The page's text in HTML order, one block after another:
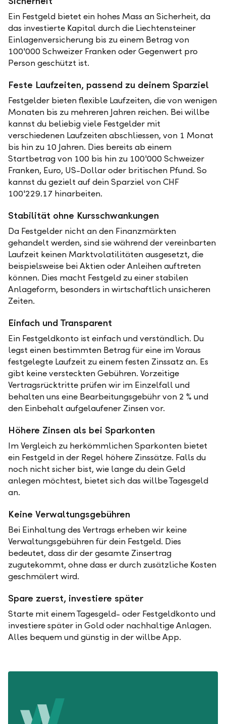
Ein Festgeld bietet ein hohes Mass an Sicherheit, da
das investierte Kapital durch die Liechtensteiner
Einlagenversicherung bis zu einem Betrag von
100'000 Schweizer Franken oder Gegenwert pro
Person geschützt ist.
Feste Laufzeiten, passend zu deinem Sparziel
Festgelder bieten flexible Laufzeiten, die von wenigen
Monaten bis zu mehreren Jahren reichen. Bei willbe
kannst du beliebig viele Festgelder mit
verschiedenen Laufzeiten abschliessen, von 1 Monat
bis hin zu 10 Jahren. Dies bereits ab einem
Startbetrag von 100 bis hin zu 100'000 Schweizer
Franken, Euro, US-Dollar oder britischen Pfund. So
kannst du gezielt auf dein Sparziel von CHF
100'229.17 hinarbeiten.
Stabilität ohne Kursschwankungen
Da Festgelder nicht an den Finanzmärkten
gehandelt werden, sind sie während der vereinbarten
Laufzeit keinen Marktvolatilitäten ausgesetzt, die
beispielsweise bei Aktien oder Anleihen auftreten
können. Dies macht Festgeld zu einer stabilen
Anlageform, besonders in wirtschaftlich unsicheren
Zeiten.
Einfach und Transparent
Ein Festgeldkonto ist einfach und verständlich. Du
legst einen bestimmten Betrag für eine im Voraus
festgelegte Laufzeit zu einem festen Zinssatz an. Es
gibt keine versteckten Gebühren. Vorzeitige
Vertragsrücktritte prüfen wir im Einzelfall und
behalten uns eine Bearbeitungsgebühr von 2 % und
den Einbehalt aufgelaufener Zinsen vor.
Höhere Zinsen als bei Sparkonten
Im Vergleich zu herkömmlichen Sparkonten bietet
ein Festgeld in der Regel höhere Zinssätze. Falls du
noch nicht sicher bist, wie lange du dein Geld
anlegen möchtest, bietet sich das willbe Tagesgeld
an.
Keine Verwaltungsgebühren
Bei Einhaltung des Vertrags erheben wir keine
Verwaltungsgebühren für dein Festgeld. Dies
bedeutet, dass dir der gesamte Zinsertrag
zugutekommt, ohne dass er durch zusätzliche Kosten
geschmälert wird.
Spare zuerst, investiere später
Starte mit einem Tagesgeld- oder Festgeldkonto und
investiere später in Gold oder nachhaltige Anlagen.
Alles bequem und günstig in der willbe App.